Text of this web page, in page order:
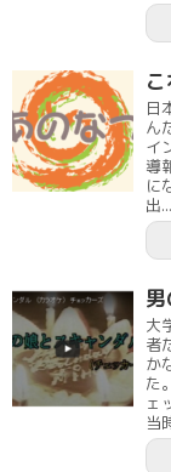
日
ん
イ
導
に
出...
大
者
か
た
ェ
当